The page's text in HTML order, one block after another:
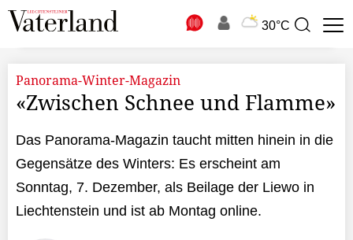
30°C
Suchbegriff
Panorama-Winter-Magazin
«Zwischen Schnee und Flamme»
Das Panorama-Magazin taucht mitten hinein in die
Gegensätze des Winters: Es erscheint am
Sonntag, 7. Dezember, als Beilage der Liewo in
Liechtenstein und ist ab Montag online.